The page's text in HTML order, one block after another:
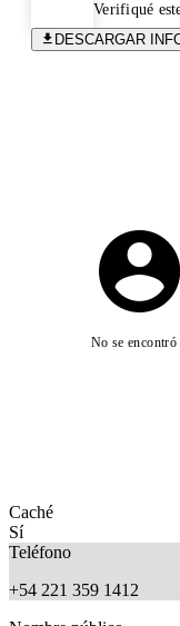
Verifiqué
DESCARGAR
No se
Caché
Sí
Teléfono
+54 221 359 1412